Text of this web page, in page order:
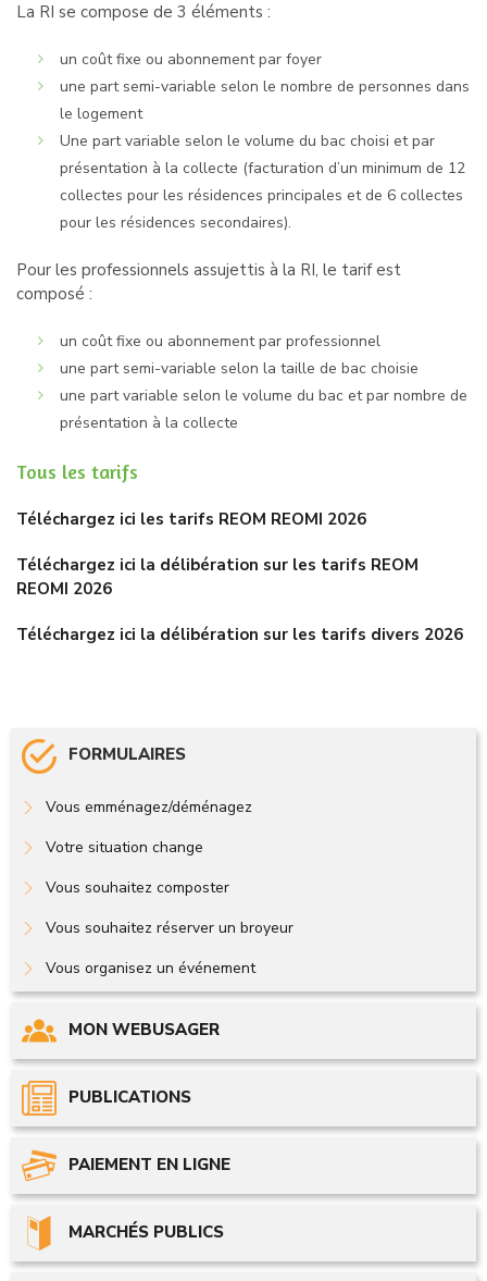
La RI se compose de 3 éléments :
un coût fixe ou abonnement par foyer
une part semi-variable selon le nombre de personnes dans
le logement
Une part variable selon le volume du bac choisi et par
présentation à la collecte (facturation d’un minimum de 12
collectes pour les résidences principales et de 6 collectes
pour les résidences secondaires).
Pour les professionnels assujettis à la RI, le tarif est
composé :
un coût fixe ou abonnement par professionnel
une part semi-variable selon la taille de bac choisie
une part variable selon le volume du bac et par nombre de
présentation à la collecte
Tous les tarifs
Téléchargez ici les tarifs REOM REOMI 2026
Téléchargez ici la délibération sur les tarifs REOM
REOMI 2026
Téléchargez ici la délibération sur les tarifs divers 2026
FORMULAIRES
Vous emménagez/déménagez
Votre situation change
Vous souhaitez composter
Vous souhaitez réserver un broyeur
Vous organisez un événement
MON WEBUSAGER
PUBLICATIONS
PAIEMENT EN LIGNE
MARCHÉS PUBLICS